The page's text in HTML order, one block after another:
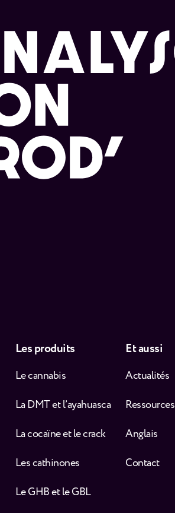
Les produits
Le cannabis
La DMT et l’ayahuasca
La cocaïne et le crack
Les cathinones
Le GHB et le GBL
Et aussi
Actualités
Ressources
Anglais
Contact